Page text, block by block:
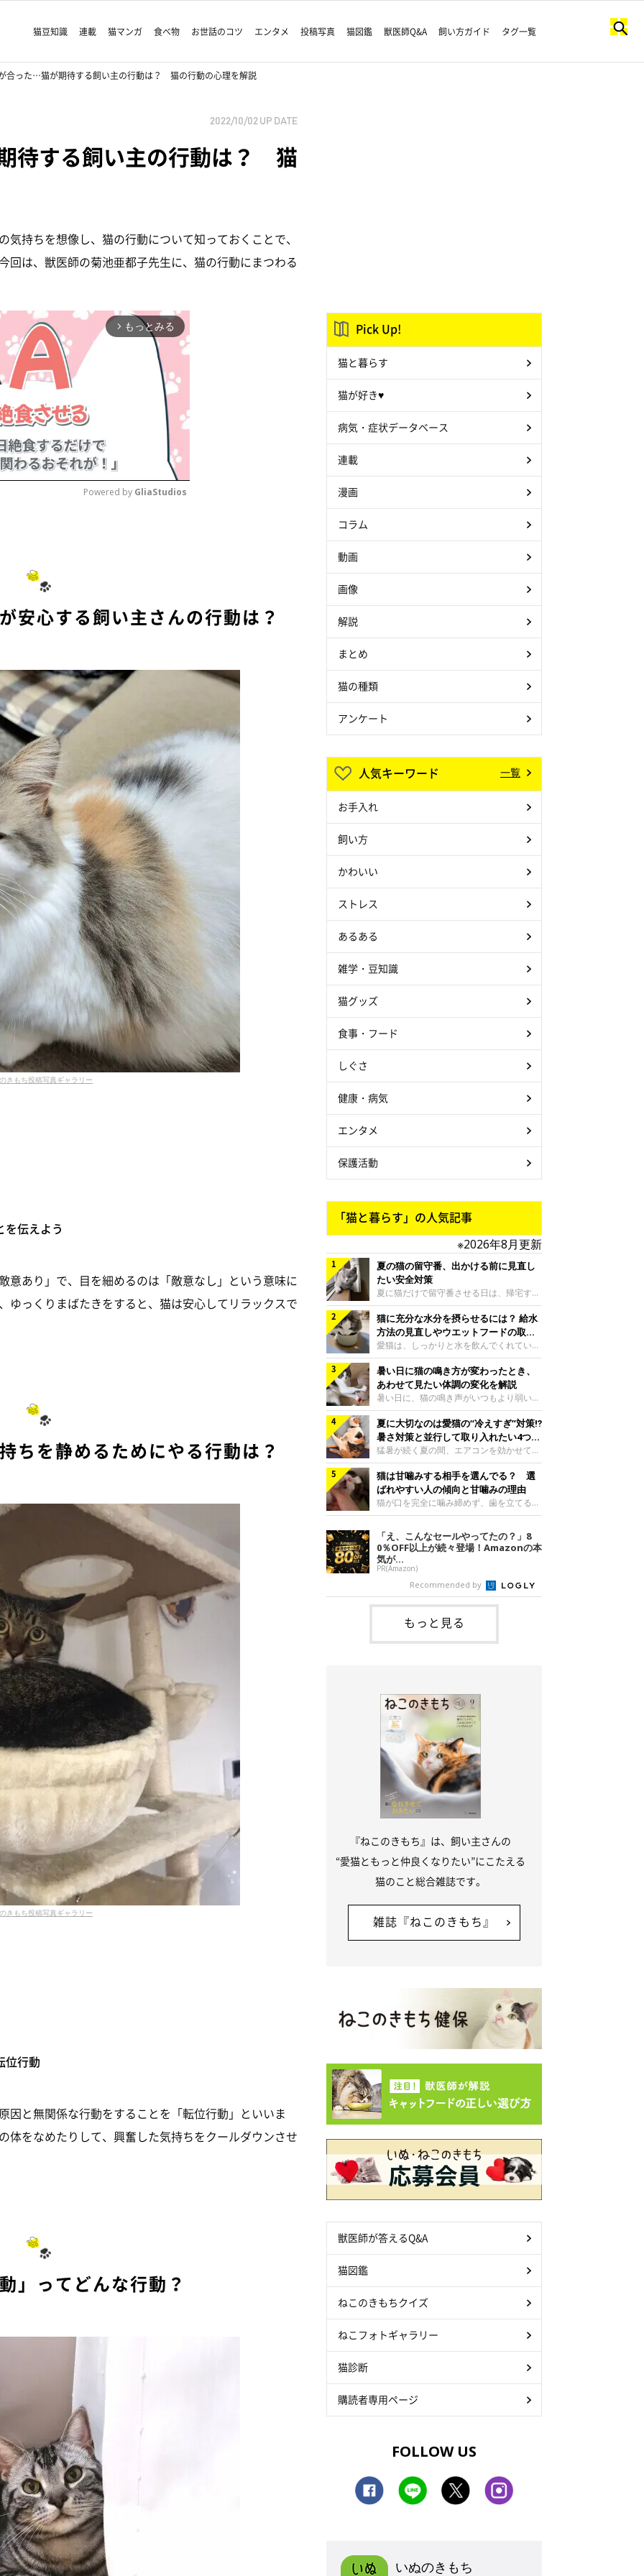
猫豆知識 連載 猫マンガ 食べ物 お世話のコツ エンタメ 投稿写真 猫図鑑 獣医師Q&A 飼い方ガイド タグ一覧
合った…猫が期待する飼い主の行動は？ 猫の行動の心理を解説
2022/10/02 UP DATE
待する飼い主の行動は？ 猫
持ちを想像し、猫の行動について知っておくことで、
回は、獣医師の菊池亜都子先生に、猫の行動にまつわる
arrow_forward_ios もっとみる
Powered by GliaStudios
安心する飼い主さんの行動は？
きもち投稿写真ギャラリー
を伝えよう
意あり」で、目を細めるのは「敵意なし」という意味に
ゆっくりまばたきをすると、猫は安心してリラックスで
ちを静めるためにやる行動は？
きもち投稿写真ギャラリー
位行動
因と無関係な行動をすることを「転位行動」といいま
体をなめたりして、興奮した気持ちをクールダウンさせ
」ってどんな行動？
Pick Up!
猫と暮らす
猫が好き♥
病気・症状データベース
連載
漫画
コラム
動画
画像
解説
まとめ
猫の種類
アンケート
人気キーワード 一覧
お手入れ
飼い方
かわいい
ストレス
あるある
雑学・豆知識
猫グッズ
食事・フード
しぐさ
健康・病気
エンタメ
保護活動
「猫と暮らす」の人気記事
※2026年8月更新
夏の猫の留守番、出かける前に見直し
たい安全対策
夏に猫だけで留守番させる日は、帰宅する
まで部屋が暑くなりすぎないか、水は足り
るかと気になる飼い主さんもいるでしょ
う。家の中なら安全と思っていても、日中
は室温が急に上がることがあります。留守
中の暑さから猫を守るために準備したいこ
とや、帰宅後に見たいサインなどについ
て、ねこのきもち獣医師相談室の岡本りさ
先生に伺いました。 留守中は室温が急に
上がることがあるねこのきもち投稿写真ギ
ャラリー夏の日中は、エアコンが切れると
室温が急に上昇する場合があります。猫は
自分で涼しい場所を探すのが得意ですが、
部屋全体が暑くなれ
猫に充分な水分を摂らせるには？ 給水
方法の見直しやウエットフードの取り
入れ方を解説
愛猫は、しっかりと水を飲んでくれていま
すか？ 夏場はエアコンで室内が涼しいこ
ともあり、猫があまり水を飲まないこと
も。積極的に水分を摂らせるためには、給
水方法を見直したり、フードから水分を摂
らせたりする方法があります。今回は獣医
師の重本仁先生に、猫に水分を摂らせるた
めにできるためできる工夫を教えていただ
きました。ボウルの高さを愛猫の好みにね
このきもち投稿写真ギャラリー水飲みボウ
ルの高さは、猫が飲むときに頭が胃より下
にならないように設定すると飲みやすいで
しょう。首を深く折り曲げずに済むため、
関節や食道への負
暑い日に猫の鳴き方が変わったとき、
あわせて見たい体調の変化を解説
暑い日に、猫の鳴き声がいつもより弱い、
かすれる、しつこく鳴くなど、ふだんと違
って聞こえることがあります。 そんなと
き、あわせてどのような様子を確認したら
よいのでしょうか。暑い日に猫の鳴き方が
変わるときの見方や注意したい体調の変化
などについて、ねこのきもち獣医師相談室
の山口みき先生に伺いました。 鳴き方の
変化だけで判断せず、全身の様子も確認し
てねこのきもち投稿写真ギャラリー猫の鳴
ように見えることがあります。 ただ、鳴
き声だけで原因を決めるのは難しく、体調
や環境の変化を
夏に大切なのは愛猫の“冷えすぎ”対策⁉
暑さ対策と並行して取り入れたい4つの
工夫
猛暑が続く夏の間、エアコンを効かせて室
内を冷やしますよね。しかし、人にとって
は快適な温度でも、猫にとっては温度が低
すぎることも。暑さ対策と並行して、冷え
すぎ対策もしっかりと行うことが大切で
す。今回は獣医師の重本仁先生に、猫の冷
ました。（1） 冷房の効いていない部屋に
行き来できるようにするねこのきもち投稿
写真ギャラリー猫が寒いと感じたときに、
冷気から逃れる「逃げ場」を用意しておき
ましょう。冷房の効いていない部屋や廊下
へも自由に行き来できるように、ドアは猫
が通れる程度に
猫は甘噛みする相手を選んでる？ 選
ばれやすい人の傾向と甘噛みの理由
猫が口を完全に噛み締めず、歯を立てる程
度に噛む“甘噛み”。遊びやスキンシップの
ときに繰り出すことがありますが、同じ家
族でも噛まれる頻度に違いがあると感じる
ことも。ねこのきもちWEB MAGAZINEで
は、飼い主さんたちにアンケートを実施
し、愛猫が甘噛みする相手を選んでいると
感じる状況を教えてもらいました。また、
ねこのきもち獣医師相談室の原駿太朗先生
には、実際に猫は甘噛みする相手を選んで
いるのか、その真相をお聞きします。約6
割の飼い主さんが「甘噛みする相手を選ん
「え、こんなセールやってたの？」8
0％OFF以上が続々登場！Amazonの本
気が...
PR(Amazon)
Recommended by
もっと見る
『ねこのきもち』は、飼い主さんの
“愛猫ともっと仲良くなりたい”にこたえる
猫のこと総合雑誌です。
雑誌『ねこのきもち』
獣医師が答えるQ&A
猫図鑑
ねこのきもちクイズ
ねこフォトギャラリー
猫診断
購読者専用ページ
FOLLOW US
いぬのきもち